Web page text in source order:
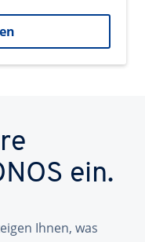
ein.
Ihnen, was